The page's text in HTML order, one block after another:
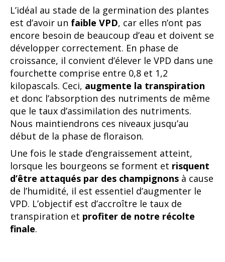
L’idéal au stade de la germination des plantes
est d’avoir un faible VPD, car elles n’ont pas
encore besoin de beaucoup d’eau et doivent se
développer correctement. En phase de
croissance, il convient d’élever le VPD dans une
fourchette comprise entre 0,8 et 1,2
kilopascals. Ceci, augmente la transpiration
et donc l’absorption des nutriments de même
que le taux d’assimilation des nutriments.
Nous maintiendrons ces niveaux jusqu’au
début de la phase de floraison.
Une fois le stade d’engraissement atteint,
lorsque les bourgeons se forment et risquent
d’être attaqués par des champignons à cause
de l’humidité, il est essentiel d’augmenter le
VPD. L’objectif est d’accroître le taux de
transpiration et profiter de notre récolte
finale.